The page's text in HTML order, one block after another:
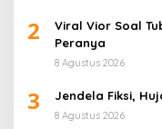
2
Viral Vior Soal
Peranya
8 Agustus 2026
3 Jendela Fiksi,
8 Agustus 2026